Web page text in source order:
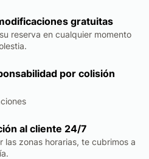
gratuitas
reserva en cualquier momento
por colisión
al cliente 24/7
las zonas horarias, te cubrimos a